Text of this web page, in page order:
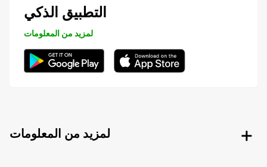
التطبيق الذكي
لمزيد من المعلومات
لمزيد من المعلومات